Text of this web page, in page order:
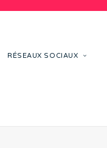
RÉSEAUX SOCIAUX